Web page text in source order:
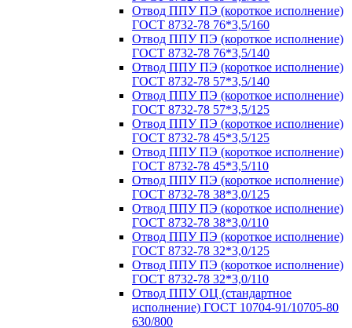
Отвод ППУ ПЭ (короткое исполнение)
ГОСТ 8732-78 76*3,5/160
Отвод ППУ ПЭ (короткое исполнение)
ГОСТ 8732-78 76*3,5/140
Отвод ППУ ПЭ (короткое исполнение)
ГОСТ 8732-78 57*3,5/140
Отвод ППУ ПЭ (короткое исполнение)
ГОСТ 8732-78 57*3,5/125
Отвод ППУ ПЭ (короткое исполнение)
ГОСТ 8732-78 45*3,5/125
Отвод ППУ ПЭ (короткое исполнение)
ГОСТ 8732-78 45*3,5/110
Отвод ППУ ПЭ (короткое исполнение)
ГОСТ 8732-78 38*3,0/125
Отвод ППУ ПЭ (короткое исполнение)
ГОСТ 8732-78 38*3,0/110
Отвод ППУ ПЭ (короткое исполнение)
ГОСТ 8732-78 32*3,0/125
Отвод ППУ ПЭ (короткое исполнение)
ГОСТ 8732-78 32*3,0/110
Отвод ППУ ОЦ (стандартное
исполнение) ГОСТ 10704-91/10705-80
630/800